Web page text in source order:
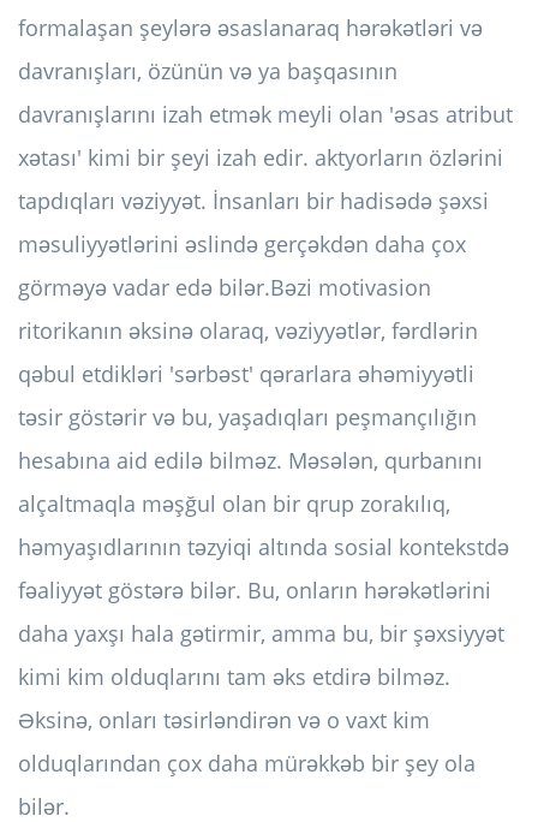
formalaşan şeylərə əsaslanaraq hərəkətləri və
davranışları, özünün və ya başqasının
davranışlarını izah etmək meyli olan 'əsas atribut
xətası' kimi bir şeyi izah edir. aktyorların özlərini
tapdıqları vəziyyət. İnsanları bir hadisədə şəxsi
məsuliyyətlərini əslində gerçəkdən daha çox
görməyə vadar edə bilər.Bəzi motivasion
ritorikanın əksinə olaraq, vəziyyətlər, fərdlərin
qəbul etdikləri 'sərbəst' qərarlara əhəmiyyətli
təsir göstərir və bu, yaşadıqları peşmançılığın
hesabına aid edilə bilməz. Məsələn, qurbanını
alçaltmaqla məşğul olan bir qrup zorakılıq,
həmyaşıdlarının təzyiqi altında sosial kontekstdə
fəaliyyət göstərə bilər. Bu, onların hərəkətlərini
daha yaxşı hala gətirmir, amma bu, bir şəxsiyyət
kimi kim olduqlarını tam əks etdirə bilməz.
Əksinə, onları təsirləndirən və o vaxt kim
olduqlarından çox daha mürəkkəb bir şey ola
bilər.